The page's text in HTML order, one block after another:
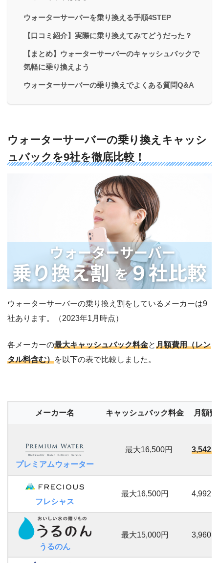
ウォーターサーバーを乗り換える手順4STEP
【口コミ紹介】実際に乗り換えてみてどうだった？
【まとめ】ウォーターサーバーのキャッシュバックで
気軽に乗り換えよう
ウォーターサーバーの乗り換えでよくある質問Q&A
ウォーターサーバーの乗り換えキャッシ
ュバックを9社を徹底比較！
ウォーターサーバーの乗り換え割をしているメーカーは9
社あります。（2023年1月時点）
各メーカーの最大キャッシュバック料金と月額費用（レン
タル料含む）を以下の表で比較しました。
メーカー名 キャッシュバック料金 月額費
プレミアムウォーター
最大16,500円 3,542
フレシャス
最大16,500円 4,992
うるのん
最大15,000円 3,960